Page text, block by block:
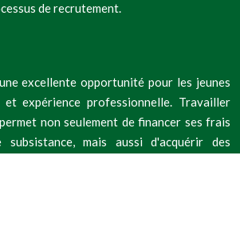
de recrutement.
excellente opportunité pour les jeunes
expérience professionnelle. Travailler
non seulement de financer ses frais
mais aussi d'acquérir des